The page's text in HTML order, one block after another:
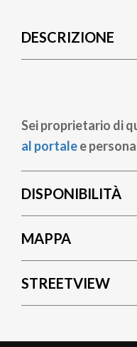
pane
DESCRIZIONE
Sei proprietario di
al portalee
DISPONIBILITÀ
MAPPA
STREETVIEW